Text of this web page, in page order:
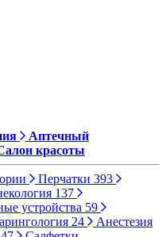
Аптечный
красоты
Перчатки 393
137
устройства 59
24
Анестезия